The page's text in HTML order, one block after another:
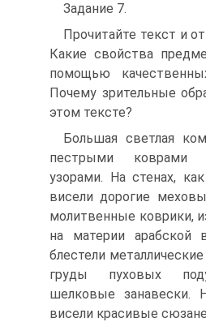
Задание 7.
Прочитайте текст и
Какие свойства
помощью
Почему зрительные
этом тексте?
Большая светлая
пестрыми коврами
узорами. На стенах,
висели дорогие
молитвенные коврики,
на материи арабской
блестели
груды пуховых
шелковые занавески.
висели красивые